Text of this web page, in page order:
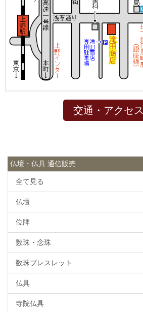
交通・アクセス
仏壇・仏具 通信販売
全て見る
仏壇
位牌
数珠・念珠
数珠ブレスレット
仏具
寺院仏具